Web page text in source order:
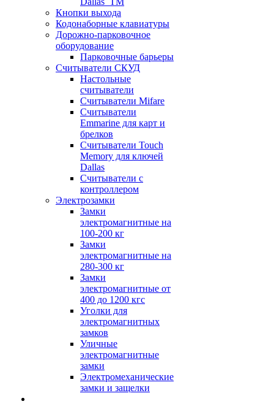
Кнопки выхода
Кодонаборные клавиатуры
Дорожно-парковочное
оборудование
Парковочные барьеры
Считыватели СКУД
Настольные
считыватели
Считыватели Mifare
Считыватели
Emmarine для карт и
брелков
Считыватели Touch
Memory для ключей
Dallas
Считыватели с
контроллером
Электрозамки
Замки
электромагнитные на
100-200 кг
Замки
электромагнитные на
280-300 кг
Замки
электромагнитные от
400 до 1200 кгс
Уголки для
электромагнитных
замков
Уличные
электромагнитные
замки
Электромеханические
замки и защелки